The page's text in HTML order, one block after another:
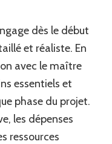
dès le début
et réaliste. En
avec le maître
essentiels et
phase du projet.
les dépenses
ressources